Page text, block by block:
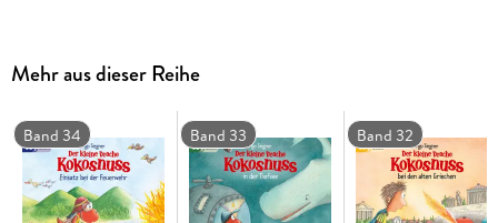
tun?
Gelesen von Kokosnuss-Stimme Philipp Schepmann
Mehr aus dieser Reihe
Band 34 Band 33 Band 32